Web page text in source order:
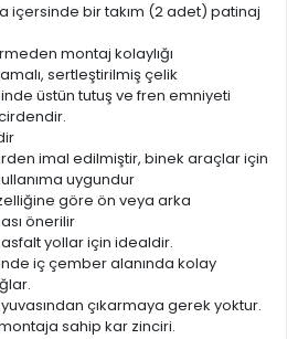
içersinde bir takım (2 adet) patinaj
montaj kolaylığı
sertleştirilmiş çelik
üstün tutuş ve fren emniyeti
imal edilmiştir, binek araçlar için
uygundur
göre ön veya arka
önerilir
yollar için idealdir.
iç çember alanında kolay
çıkarmaya gerek yoktur.
sahip kar zinciri.